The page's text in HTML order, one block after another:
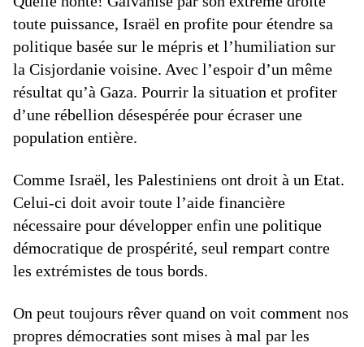
toute puissance, Israël en profite pour étendre sa
politique basée sur le mépris et l’humiliation sur
la Cisjordanie voisine. Avec l’espoir d’un même
résultat qu’à Gaza. Pourrir la situation et profiter
d’une rébellion désespérée pour écraser une
population entière.
Comme Israël, les Palestiniens ont droit à un Etat.
Celui-ci doit avoir toute l’aide financière
nécessaire pour développer enfin une politique
démocratique de prospérité, seul rempart contre
les extrémistes de tous bords.
On peut toujours rêver quand on voit comment nos
propres démocraties sont mises à mal par les